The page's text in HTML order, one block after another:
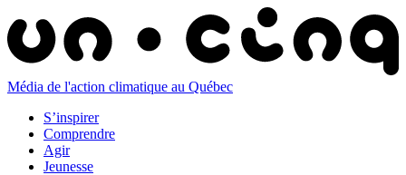
Média de l'action climatique au Québec
S’inspirer
Comprendre
Agir
Jeunesse